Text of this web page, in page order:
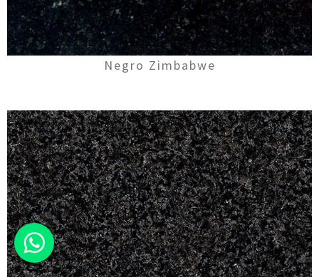
Negro Zimbabwe